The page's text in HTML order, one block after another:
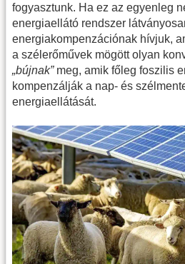
fogyasztunk. Ha ez az egyenleg
energiaellátó rendszer
energiakompenzációnak hívjuk,
a szélerőművek mögött olyan
„bújnak”meg, amik főleg foszilis
kompenzálják a nap- és
energiaellátását.